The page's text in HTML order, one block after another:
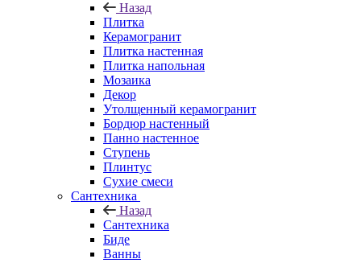
Назад
Плитка
Керамогранит
Плитка настенная
Плитка напольная
Мозаика
Декор
Утолщенный керамогранит
Бордюр настенный
Панно настенное
Ступень
Плинтус
Сухие смеси
Сантехника
Назад
Сантехника
Биде
Ванны